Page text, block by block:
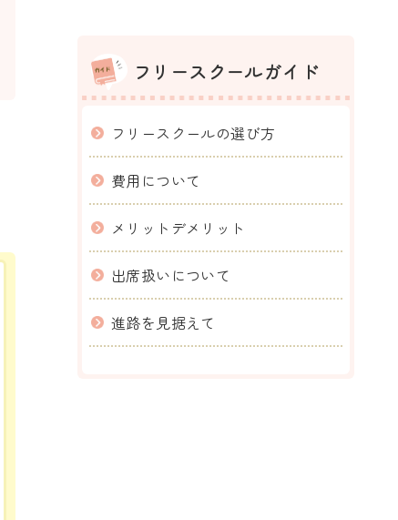
フリースクールガイド
フリースクールの選び方
費用について
メリットデメリット
出席扱いについて
進路を見据えて